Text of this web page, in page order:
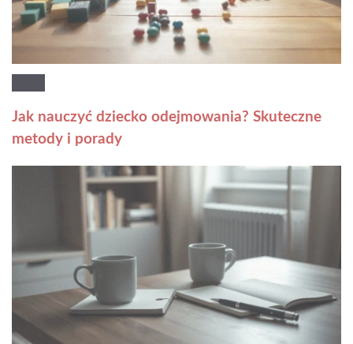
Jak nauczyć dziecko odejmowania? Skuteczne
metody i porady